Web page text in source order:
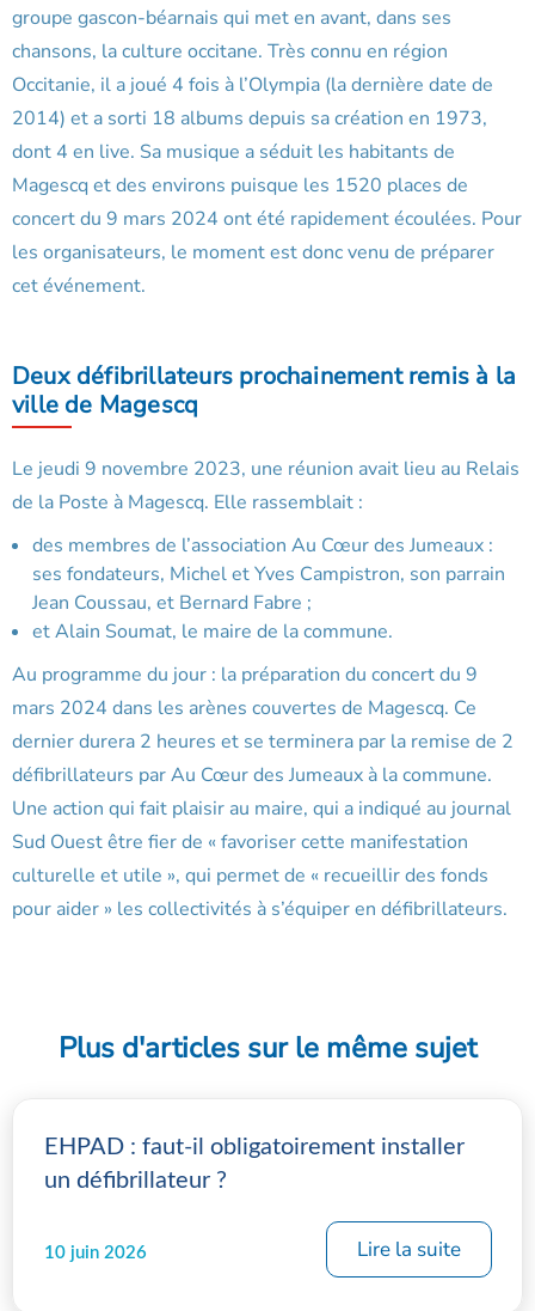
groupe gascon-béarnais qui met en avant, dans ses
chansons, la culture occitane. Très connu en région
Occitanie, il a joué 4 fois à l’Olympia (la dernière date de
2014) et a sorti 18 albums depuis sa création en 1973,
dont 4 en live. Sa musique a séduit les habitants de
Magescq et des environs puisque les 1520 places de
concert du 9 mars 2024 ont été rapidement écoulées. Pour
les organisateurs, le moment est donc venu de préparer
cet événement.
Deux défibrillateurs prochainement remis à la
ville de Magescq
Le jeudi 9 novembre 2023, une réunion avait lieu au Relais
de la Poste à Magescq. Elle rassemblait :
des membres de l’association Au Cœur des Jumeaux :
ses fondateurs, Michel et Yves Campistron, son parrain
Jean Coussau, et Bernard Fabre ;
et Alain Soumat, le maire de la commune.
Au programme du jour : la préparation du concert du 9
mars 2024 dans les arènes couvertes de Magescq. Ce
dernier durera 2 heures et se terminera par la remise de 2
défibrillateurs par Au Cœur des Jumeaux à la commune.
Une action qui fait plaisir au maire, qui a indiqué au journal
Sud Ouest être fier de « favoriser cette manifestation
culturelle et utile », qui permet de « recueillir des fonds
pour aider » les collectivités à s’équiper en défibrillateurs.
Plus d'articles sur le même sujet
EHPAD : faut-il obligatoirement installer
un défibrillateur ?
10 juin 2026 Lire la suite